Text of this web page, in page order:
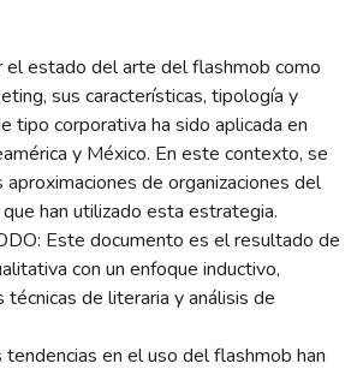
el estado del arte del flashmob como
sus características, tipología y
tipo corporativa ha sido aplicada en
y México. En este contexto, se
aproximaciones de organizaciones del
han utilizado esta estrategia.
Este documento es el resultado de
con un enfoque inductivo,
técnicas de literaria y análisis de
tendencias en el uso del flashmob han